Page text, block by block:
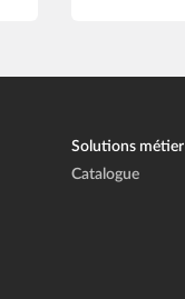
Solutions métier
Catalogue